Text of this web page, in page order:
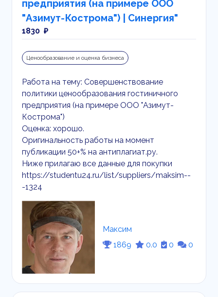
предприятия (на примере ООО
"Азимут-Кострома") | Синергия"
1830 ₽
Ценообразование и оценка бизнеса
Работа на тему: Совершенствование
политики ценообразования гостиничного
предприятия (на примере ООО "Азимут-
Кострома")
Оценка: хорошо.
Оригинальность работы на момент
публикации 50+% на антиплагиат.ру.
Ниже прилагаю все данные для покупки
https://studentu24.ru/list/suppliers/maksim--
-1324
Максим
1869
0.0 0 0